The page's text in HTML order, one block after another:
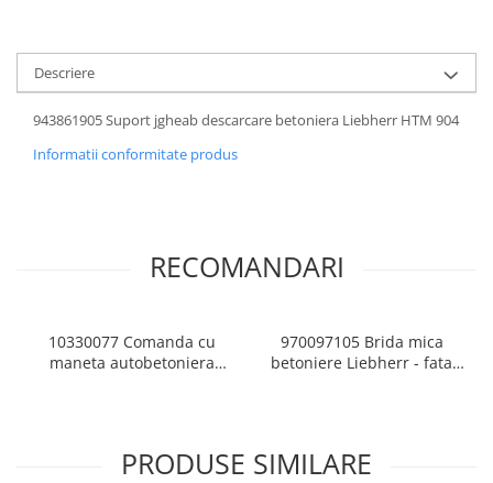
Descriere
943861905 Suport jgheab descarcare betoniera Liebherr HTM 904
Informatii conformitate produs
RECOMANDARI
10330077 Comanda cu
maneta autobetoniera
970097105 Brida mica
betoniere Liebherr - fata
PRODUSE SIMILARE